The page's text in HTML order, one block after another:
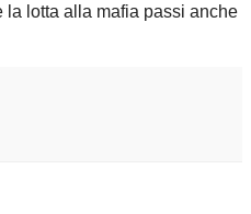
lotta alla mafia passi anche